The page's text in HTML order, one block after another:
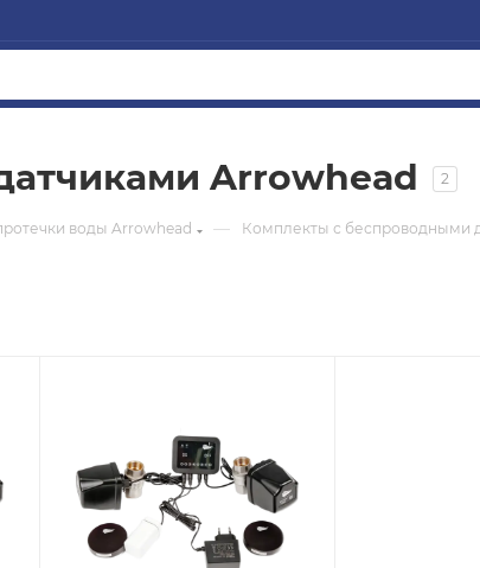
Arrowhead 2
воды Arrowhead — Комплекты с беспроводными